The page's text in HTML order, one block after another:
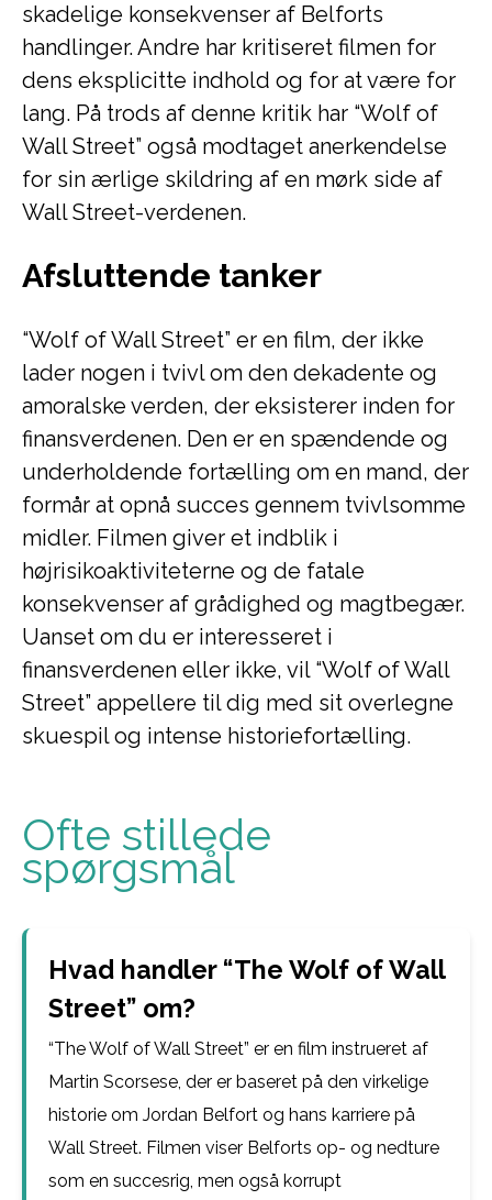
skadelige konsekvenser af Belforts
handlinger. Andre har kritiseret filmen for
dens eksplicitte indhold og for at være for
lang. På trods af denne kritik har “Wolf of
Wall Street” også modtaget anerkendelse
for sin ærlige skildring af en mørk side af
Wall Street-verdenen.
Afsluttende tanker
“Wolf of Wall Street” er en film, der ikke
lader nogen i tvivl om den dekadente og
amoralske verden, der eksisterer inden for
finansverdenen. Den er en spændende og
underholdende fortælling om en mand, der
formår at opnå succes gennem tvivlsomme
midler. Filmen giver et indblik i
højrisikoaktiviteterne og de fatale
konsekvenser af grådighed og magtbegær.
Uanset om du er interesseret i
finansverdenen eller ikke, vil “Wolf of Wall
Street” appellere til dig med sit overlegne
skuespil og intense historiefortælling.
Ofte stillede
spørgsmål
Hvad handler “The Wolf of Wall
Street” om?
“The Wolf of Wall Street” er en film instrueret af
Martin Scorsese, der er baseret på den virkelige
historie om Jordan Belfort og hans karriere på
Wall Street. Filmen viser Belforts op- og nedture
som en succesrig, men også korrupt